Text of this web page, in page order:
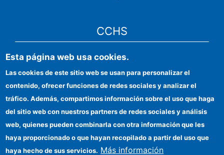
CCHS
Sede electrónica CSIC
Identidad institucional
Información para proveedores
Ayudas FEDER
Organismos financiadores
Esta página web usa cookies.
Las cookies de este sitio web se usan para personalizar el
contenido, ofrecer funciones de redes sociales y analizar el
tráfico. Además, compartimos información sobre el uso que haga
del sitio web con nuestros partners de redes sociales y análisis
web, quienes pueden combinarla con otra información que les
haya proporcionado o que hayan recopilado a partir del uso que
haya hecho de sus servicios. Más información